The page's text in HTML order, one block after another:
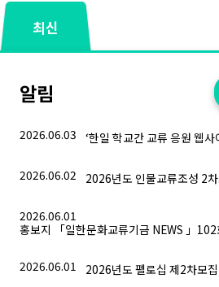
최신
알림
2026.06.03 ‘한일 학교간 교류 응원 웹사
2026.06.02 2026년도 인물교류조성 2
2026.06.01
홍보지 「일한문화교류기금 NEWS 」
2026.06.01 2026년도 펠로십 제2차모집